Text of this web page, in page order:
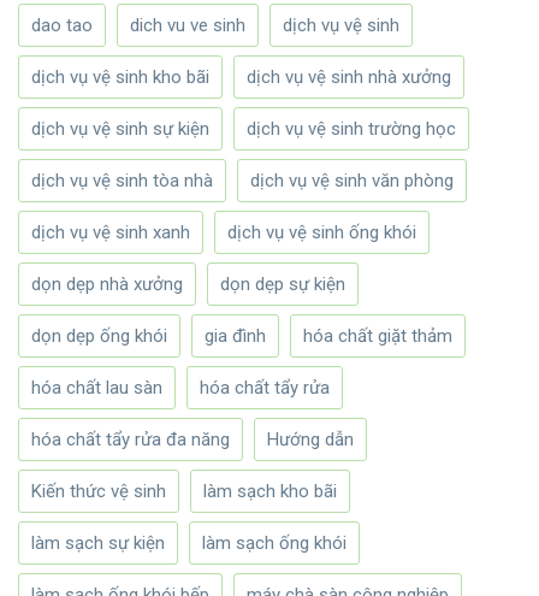
dao tao dich vu ve sinh dịch vụ vệ sinh
dịch vụ vệ sinh kho bãi dịch vụ vệ sinh nhà xưởng
dịch vụ vệ sinh sự kiện dịch vụ vệ sinh trường học
dịch vụ vệ sinh tòa nhà dịch vụ vệ sinh văn phòng
dịch vụ vệ sinh xanh dịch vụ vệ sinh ống khói
dọn dẹp nhà xưởng dọn dẹp sự kiện
dọn dẹp ống khói gia đình hóa chất giặt thảm
hóa chất lau sàn hóa chất tẩy rửa
hóa chất tẩy rửa đa năng Hướng dẫn
Kiến thức vệ sinh làm sạch kho bãi
làm sạch sự kiện làm sạch ống khói